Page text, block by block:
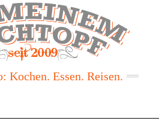
Kochen. Essen. Reisen.